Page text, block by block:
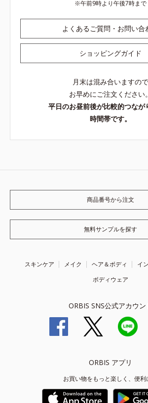
午前9時より午後7時まで
よくあるご質問・お問い合
ショッピングガイド
月末は混み合いますので
お早めにご注文ください。
平日のお昼前後が比較的つなが
時間帯です。
商品番号から注文
無料サンプルを探す
スキンケア メイク ヘア＆ボディ
イ
ボディウェア
ORBIS SNS公式アカウン
ORBIS アプリ
お買い物をもっと楽しく、便利